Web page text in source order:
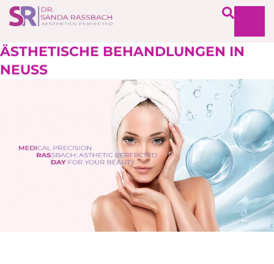
ÄSTHETISCHE BEHANDLUNGEN IN
NEUSS